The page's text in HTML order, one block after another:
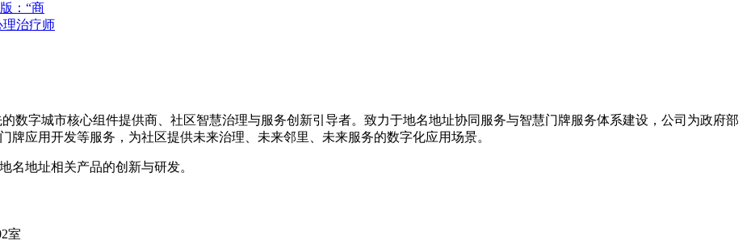
：“商
理治疗师
数字城市核心组件提供商、社区智慧治理与服务创新引导者。致力于地名地址协同服务与智慧门牌服务体系建设，公司为政府部
应用开发等服务，为社区提供未来治理、未来邻里、未来服务的数字化应用场景。
名地址相关产品的创新与研发。
室